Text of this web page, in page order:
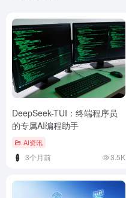
DeepSeek-TUI：终端程序员
的专属AI编程助手
AI资讯
3个月前 3.5K